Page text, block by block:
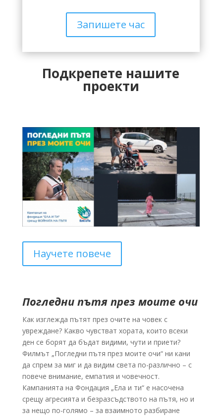
Запишете час
Подкрепете нашите
проекти
Научете повече
Погледни пътя през моите очи
Как изглежда пътят през очите на човек с
увреждане? Какво чувстват хората, които всеки
ден се борят да бъдат видими, чути и приети?
Филмът „Погледни пътя през моите очи“ ни кани
да спрем за миг и да видим света по-различно – с
повече внимание, емпатия и човечност.
Кампанията на Фондация „Ела и ти“ е насочена
срещу агресията и безразсъдството на пътя, но и
за нещо по-голямо – за взаимното разбиране